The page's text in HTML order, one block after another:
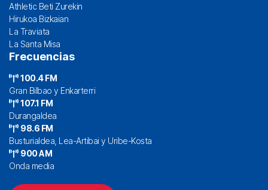
Athletic Beti Zurekin
Hirukoa Bizkaian
La Traviata
La Santa Misa
Frecuencias
100.4 FM
Gran Bilbao y Enkarterri
107.1 FM
Durangaldea
98.6 FM
Busturialdea, Lea-Artibai y Uribe-Kosta
900 AM
Onda media